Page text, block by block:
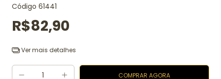
Código 61441
R$82,90
Ver mais detalhes